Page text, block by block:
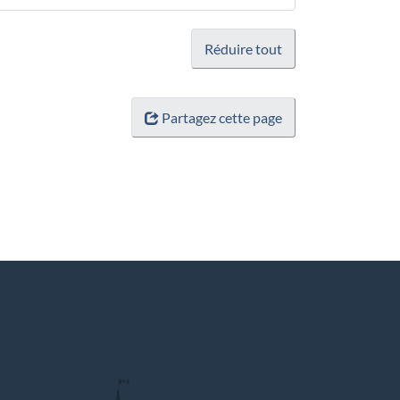
Réduire tout
Partagez cette page